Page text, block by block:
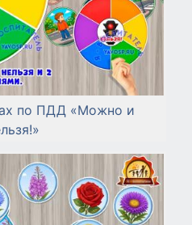
по ПДД «Можно и